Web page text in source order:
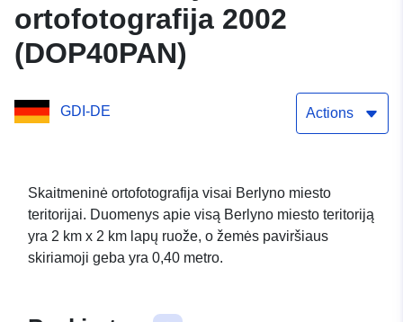
ortofotografija 2002
(DOP40PAN)
GDI-DE Actions
Skaitmeninė ortofotografija visai Berlyno miesto
teritorijai. Duomenys apie visą Berlyno miesto teritoriją
yra 2 km x 2 km lapų ruože, o žemės paviršiaus
skiriamoji geba yra 0,40 metro.